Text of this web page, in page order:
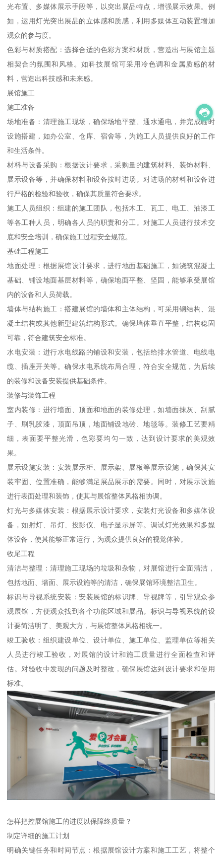
光布置、多媒体展示手段等，以突出展品特点，增强展示效果。例
如，运用灯光突出展品的立体感和质感，利用多媒体互动装置增加
观众的参与度。
色彩与材质搭配：选择合适的色彩方案和材质，营造出与展馆主题
相契合的氛围和风格。如科技展馆可采用冷色调和金属质感的材
料，营造出科技感和未来感。
展馆施工
施工准备
场地准备：清理施工现场，确保场地平整、通水通电，并完成临时
设施搭建，如办公室、仓库、宿舍等，为施工人员提供良好的工作
和生活条件。
材料与设备采购：根据设计要求，采购量的建筑材料、装饰材料、
展示设备等，并确保材料和设备按时进场。对进场的材料和设备进
行严格的检验和验收，确保其质量符合要求。
施工人员组织：组建的施工团队，包括木工、瓦工、电工、油漆工
等各工种人员，明确各人员的职责和分工。对施工人员进行技术交
底和安全培训，确保施工过程安全规范。
基础工程施工
地面处理：根据展馆设计要求，进行地面基础施工，如浇筑混凝土
基础、铺设地面基层材料等，确保地面平整、坚固，能够承受展馆
内的设备和人员荷载。
墙体与结构施工：搭建展馆的墙体和主体结构，可采用钢结构、混
凝土结构或其他新型建筑结构形式。确保墙体垂直平整，结构稳固
可靠，符合建筑安全标准。
水电安装：进行水电线路的铺设和安装，包括给排水管道、电线电
缆、插座开关等。确保水电系统布局合理，符合安全规范，为后续
的装修和设备安装提供基础条件。
装修与装饰工程
室内装修：进行墙面、顶面和地面的装修处理，如墙面抹灰、刮腻
子、刷乳胶漆，顶面吊顶，地面铺设地砖、地毯等。装修工艺要精
细，表面要平整光滑，色彩要均匀一致，达到设计要求的美观效
果。
展示设施安装：安装展示柜、展示架、展板等展示设施，确保其安
装牢固、位置准确，能够满足展品展示的需要。同时，对展示设施
进行表面处理和装饰，使其与展馆整体风格相协调。
灯光与多媒体安装：根据展示设计要求，安装灯光设备和多媒体设
备，如射灯、吊灯、投影仪、电子显示屏等。调试灯光效果和多媒
体设备，使其能够正常运行，为观众提供良好的视觉体验。
收尾工程
清洁与整理：清理施工现场的垃圾和杂物，对展馆进行全面清洁，
包括地面、墙面、展示设施等的清洁，确保展馆环境整洁卫生。
标识与导视系统安装：安装展馆的标识牌、导视牌等，引导观众参
观展馆，方便观众找到各个功能区域和展品。标识与导视系统的设
计要简洁明了、美观大方，与展馆整体风格相统一。
竣工验收：组织建设单位、设计单位、施工单位、监理单位等相关
人员进行竣工验收，对展馆的设计和施工质量进行全面检查和评
估。对验收中发现的问题及时整改，确保展馆达到设计要求和使用
标准。
怎样把控展馆施工的进度以保障终质量？
制定详细的施工计划
明确关键任务和时间节点：根据展馆设计方案和施工工艺，将整个